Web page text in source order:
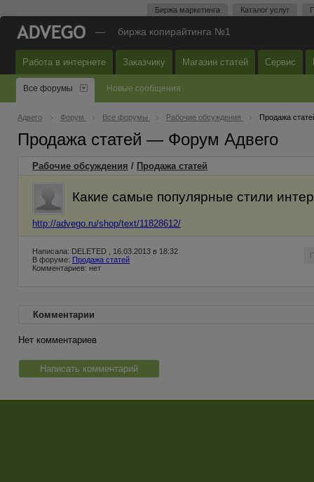
Биржа маркетинга Каталог услуг
— биржа копирайтинга №1
Работа в интернете Заказчику Магазин статей Сервис
Все форумы Новые сообщения
Адвего Форум Все форумы Рабочие обсуждения Продажа
Продажа статей — Форум Адвего
Рабочие обсуждения / Продажа статей
Какие самые популярные стили
http://advego.ru/shop/text/11828612/
Написала: DELETED , 16.03.2013 в 18:32
В форуме: Продажа статей
Комментариев: нет
Комментарии
Нет комментариев
Написать комментарий